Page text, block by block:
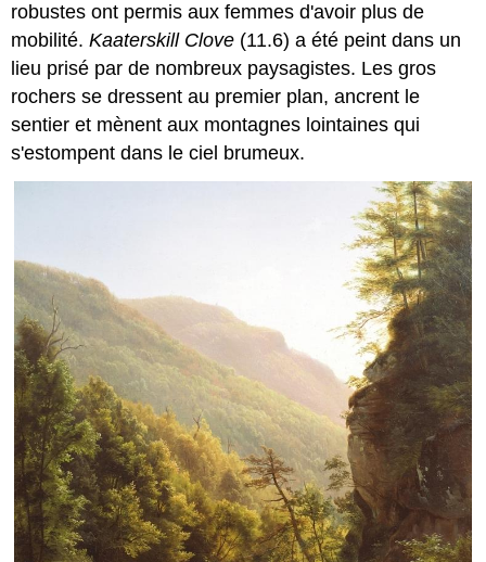
robustes ont permis aux femmes d'avoir plus de
mobilité.Kaaterskill Clove (11.6) a été peint dans un
lieu prisé par de nombreux paysagistes. Les gros
rochers se dressent au premier plan, ancrent le
sentier et mènent aux montagnes lointaines qui
s'estompent dans le ciel brumeux.